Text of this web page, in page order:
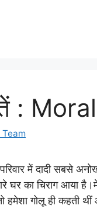
:
में दादी सबसे
घर का चिराग आया
हमेशा गोलू ही कहती